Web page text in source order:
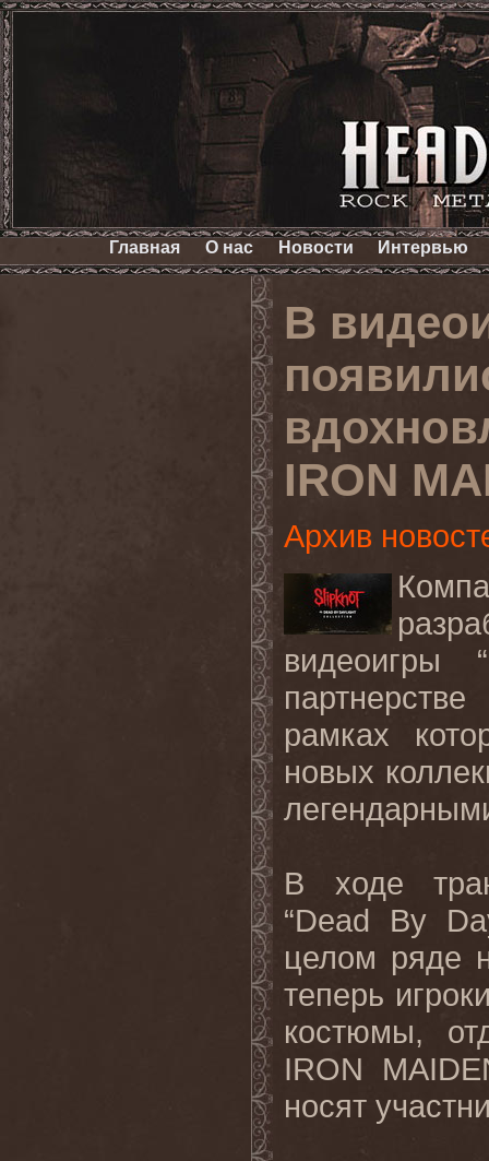
Главная О нас Новости Интервью
В
IRON
Архив
видеоигры “
рамках
новых
В ходе
“Dead By
целом ряде
теперь
костюмы,
IRON
носят